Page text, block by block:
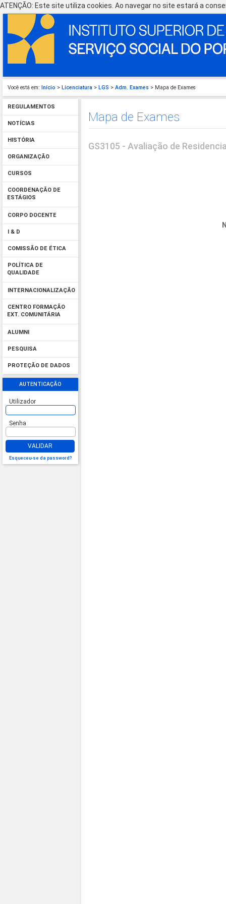
ATENÇÃO: Este site utiliza cookies. Ao navegar no site estará a
Você está em: Início > Licenciatura > LGS > Adm. Exames > Mapa de Exames
REGULAMENTOS
NOTÍCIAS
HISTÓRIA
ORGANIZAÇÃO
CURSOS
COORDENAÇÃO DE
ESTÁGIOS
CORPO DOCENTE
I & D
COMISSÃO DE ÉTICA
POLÍTICA DE
QUALIDADE
INTERNACIONALIZAÇÃO
CENTRO FORMAÇÃO
EXT. COMUNITÁRIA
ALUMNI
PESQUISA
PROTEÇÃO DE DADOS
AUTENTICAÇÃO
Utilizador
Senha
VALIDAR
Esqueceu-se da password?
Mapa de Exames
GS3105 - Avaliação de